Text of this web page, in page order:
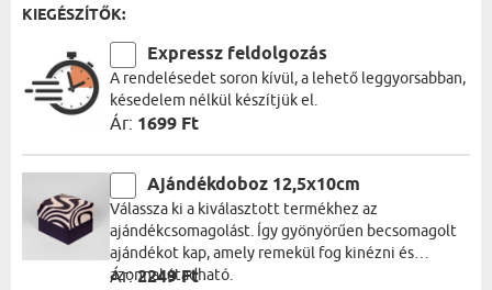
KIEGÉSZÍTŐK:
Expressz feldolgozás
A rendelésedet soron kívül, a lehető leggyorsabban,
késedelem nélkül készítjük el.
Ár: 1699 Ft
Ajándékdoboz 12,5x10cm
Válassza ki a kiválasztott termékhez az
ajándékcsomagolást. Így gyönyörűen becsomagolt
ajándékot kap, amely remekül fog kinézni és
azonnal átadható.
Ár:2249 Ft